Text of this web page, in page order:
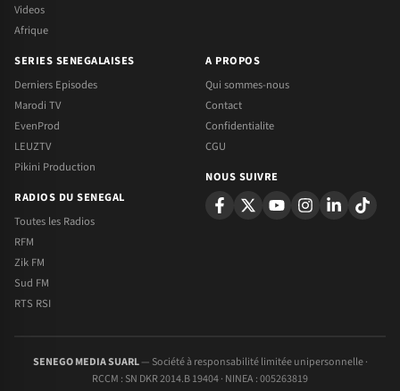
Videos
Afrique
SERIES SENEGALAISES
Derniers Episodes
Marodi TV
EvenProd
LEUZTV
Pikini Production
RADIOS DU SENEGAL
Toutes les Radios
RFM
Zik FM
Sud FM
RTS RSI
A PROPOS
Qui sommes-nous
Contact
Confidentialite
CGU
NOUS SUIVRE
SENEGO MEDIA SUARL— Société à responsabilité limitée unipersonnelle ·
RCCM : SN DKR 2014.B 19404 · NINEA : 005263819